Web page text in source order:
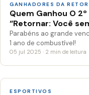
GANHADORES DA
Quem Ganhou O
“Retornar: Você
Parabéns ao grande
1 ano de combustível!
05 jul 2025 · 2 min de leitura
ESPORTIVOS